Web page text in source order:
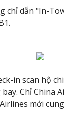
chỉ dẫn "In-
in scan hộ
Chỉ China
mới